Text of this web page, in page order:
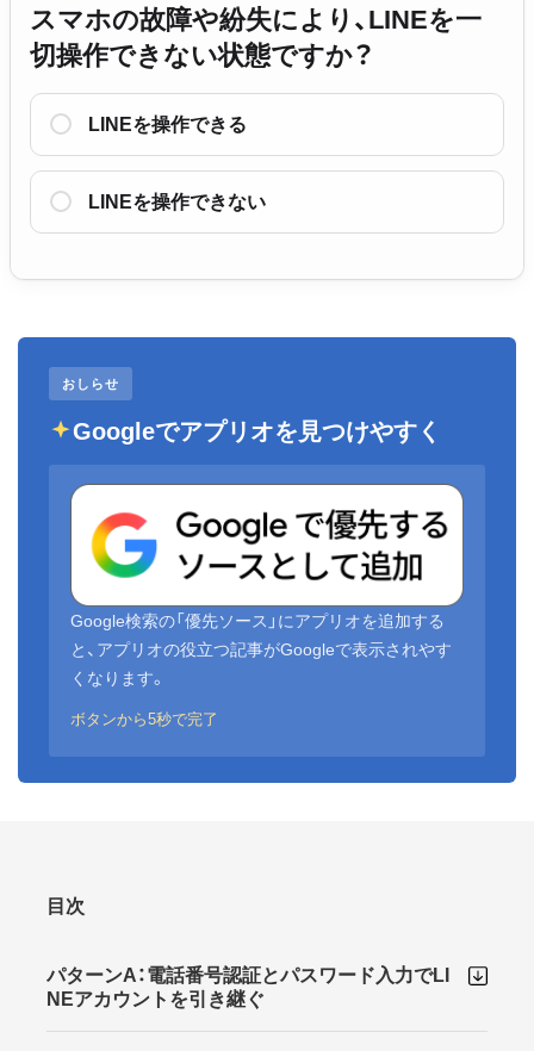
スマホの故障や紛失により、LINEを一
切操作できない状態ですか？
LINEを操作できる
LINEを操作できない
おしらせ
Googleでアプリオを見つけやすく
Google検索の「優先ソース」にアプリオを追加する
と、アプリオの役立つ記事がGoogleで表示されやす
くなります。
ボタンから5秒で完了
目次
パターンA：電話番号認証とパスワード入力でLI
NEアカウントを引き継ぐ